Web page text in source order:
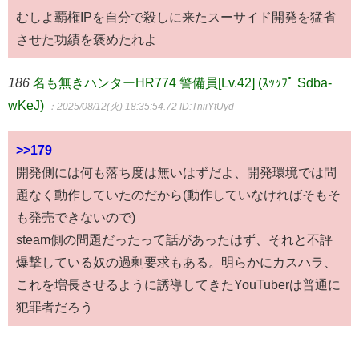
むしよ覇権IPを自分で殺しに来たスーサイド開発を猛省
させた功績を褒めたれよ
186 名も無きハンターHR774 警備員[Lv.42] (ｽｯｯﾌﾟ Sdba-
wKeJ)
：2025/08/12(火) 18:35:54.72 ID:TniiYtUyd
>>179
開発側には何も落ち度は無いはずだよ、開発環境では問
題なく動作していたのだから(動作していなければそもそ
も発売できないので)
steam側の問題だったって話があったはず、それと不評
爆撃している奴の過剰要求もある。明らかにカスハラ、
これを増長させるように誘導してきたYouTuberは普通に
犯罪者だろう